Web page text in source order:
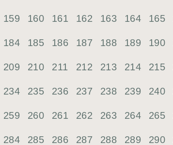
159 160 161 162 163 164 165
184 185 186 187 188 189 190
209 210 211 212 213 214 215
234 235 236 237 238 239 240
259 260 261 262 263 264 265
284 285 286 287 288 289 290